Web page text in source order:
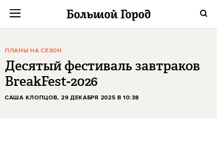
ПЛАНЫ НА СЕЗОН
Десятый фестиваль завтраков
BreakFest-2026
САША КЛОПЦОВ, 29 ДЕКАБРЯ 2025 В 10:38